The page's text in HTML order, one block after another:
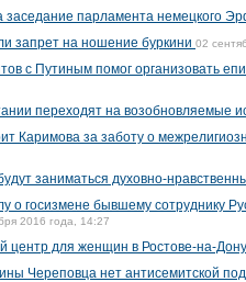
парламента немецкого
запрет на ношение буркини 02
с Путиным помог организовать
переходят на возобновляемые
Каримова за заботу о
заниматься духовно-
о госизмене бывшему сотруднику
2016 года, 14:27
центр для женщин в Ростове-на-Дону
Череповца нет антисемитской